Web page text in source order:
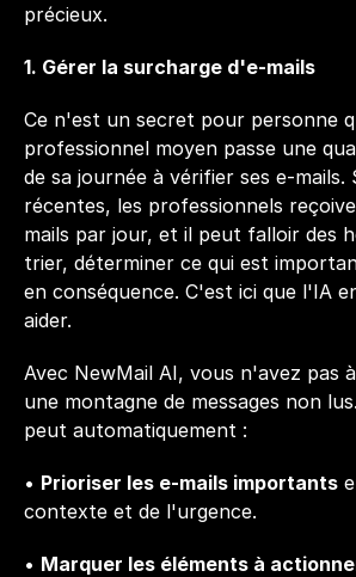
précieux.
1. Gérer la surcharge d'e-mails
Ce n'est un secret pour personne
professionnel moyen passe une
de sa journée à vérifier ses e-mails.
récentes, les professionnels
mails par jour, et il peut falloir des
trier, déterminer ce qui est
en conséquence. C'est ici que l'IA
aider.
Avec NewMail AI, vous n'avez pas
une montagne de messages non
peut automatiquement :
• Prioriser les e-mails importants
contexte et de l'urgence.
• Marquer les éléments à